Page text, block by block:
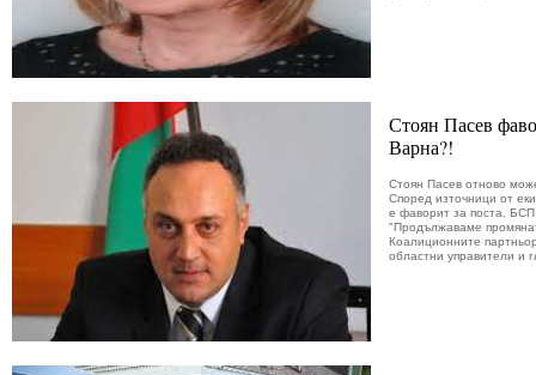
Стоян Пасев
Варна?!
Стоян Пасев отново
Според източници от
е фаворит за поста.
"Продължаваме
Коалиционните
областни управители и